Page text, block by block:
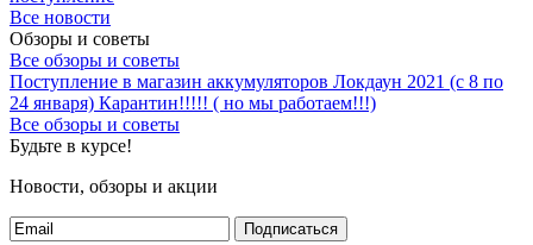
Все новости
Обзоры и советы
Все обзоры и советы
Поступление в магазин аккумуляторов Локдаун 2021 (с 8 по
24 января) Карантин!!!!! ( но мы работаем!!!)
Все обзоры и советы
Будьте в курсе!
Новости, обзоры и акции
Подписаться